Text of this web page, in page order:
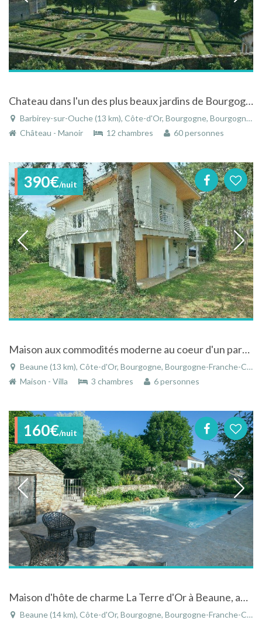
Chateau dans l'un des plus beaux jardins de Bourgogne à Barbirey-sur-Ouche
Barbirey-sur-Ouche (13 km), Côte-d'Or, Bourgogne, Bourgogne-Franche-Comté, France
Château - Manoir
12 chambres 60 personnes
390€/nuit
Maison aux commodités moderne au coeur d'un parc boisé à Beaune en Bourgogne
Beaune (13 km), Côte-d'Or, Bourgogne, Bourgogne-Franche-Comté, France
Maison - Villa
3 chambres 6 personnes
160€/nuit
Maison d'hôte de charme La Terre d'Or à Beaune, au dessus des vignes. Piscine, jacuzzi & jardins Bio.
Beaune (14 km), Côte-d'Or, Bourgogne, Bourgogne-Franche-Comté, France